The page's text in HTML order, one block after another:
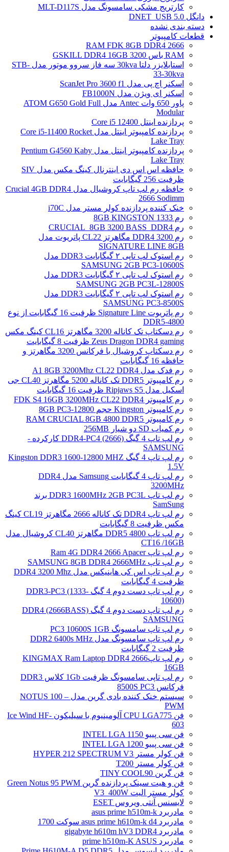
کارتریج مشکی سامسونگ مدل MLT-D117S
دانگل DNET_USB 5.0
دسته بندی نشده
قطعات کامپیوتر
RAM FDK 8GB DDR4 2666
RAM باس 3200 GSKILL DDR4 16GB
استابلایزر دلتا 30kva سه فاز سروو موتور مدل STB-
33-30kva
اسکنر اچ پی مدل ScanJet Pro 3600 f1
اسکنر ای ویژن مدل FB1000N
پاور 650 وات Antec مدل ATOM G650 Gold Full
Modular
پردازنده اینتل Core i5 12400
پردازنده کامپیوتر اینتل مدل Core i5-11400 Rocket
Lake Tray
پردازنده کامپیوتر اینتل مدل Pentium G4560 Kaby
Lake Tray
حافظه اس اس دی اینترنال کینگ مکس مدل SIV
ظرفیت 256 گیگابایت
حافظه رم لپ تاپ کروشیال مدل Crucial 4GB DDR4
2666 Sodimm
خنک کننده پردازنده کولر مستر مدل i70C
رم 1333 8GB KINGSTON
رم CRUCIAL_8GB 3200 BASS_DDR4
رم DDR4 3200 مگاهرتز CL22 پاتریوت مدل
SIGNATURE LINE 8GB
رم استوک لپ تاپی ۲ گیگابایت DDR3 مدل
SAMSUNG 2GB PC3-10600S
رم استوک لپ تاپی ۲ گیگابایت DDR3 مدل
SAMSUNG 2GB PC3L-12800S
رم استوک لپ تاپی ۲ گیگابایت DDR3 مدل
SAMSUNG PC3-8500S
رم پاتریوت Signature Line ظرفیت 16 گیگابایت از نوع
DDR5-4800
رم دسکتاپ تک کاناله 3200 مگاهرتز CL16 کینگ مکس
Zeus Dragon DDR4 gaming ظرفیت 8 گیگابایت
رم دسکتاپ کروشیال با فرکانس 3200 مگاهرتز و
حافظه 16 گیگابایت
رم فدک مدل A1 8GB 3200Mhz CL22 DDR4
رم کامپیوتر DDR5 تک کاناله 5200 مگاهرتز CL40 جی
اسکیل مدل Ripjaws S5 ظرفیت 16 گیگابایت
رم کامپیوتر FDK S4 16GB 3200MHz CL22 DDR4
رم کامپیوتر Kingston حجم 8GB PC3-12800
رم کامپیوتر RAM CRUCIAL 8GB 4800 DDR5
رم کمیاب SD دو شیار 256MB
رم لپ تاپ 4 گیگ DDR4-PC4 (2666) کارکرده -
SAMSUNG
رم لپ تاپ 4 گیگ Kingston DDR3 1600-12800 MHZ
1.5V
رم لپ تاپ 4 گیگابایت Samsung مدل DDR4
3200MHz
رم لپ تاپ DDR3 1600MHz 2GB PC3L برند
SamSung
رم لپ تاپ DDR4 تک کاناله 2666 مگاهرتز CL19 کینگ
مکس ظرفیت 8 گیگابایت
رم لپ تاپ DDR5 4800 مگاهرتز CL40 کروشیال مدل
CT16 /16GB
رم لپ تاپ Ram 4G DDR4 2666 Apacer
رم لپ تاپ SAMSUNG 8GB DDR4 2666MHz
رم لپ تاپ اس کی هاینیکس مدل DDR4 3200 Mhz
ظرفیت 4 گیگابایت
رم لپ تاپ دست دوم 4 گیگ DDR3-PC3 (1333-
10600)
رم لپ تاپ دست دوم 4 گیگ DDR4 (2666BASS)
SAMSUNG
رم لپ تاپ سامسونگ PC3 10600S 1GB
رم لپ تاپ سامسونگ مدل DDR2 6400s MHz
ظرفیت 2 گیگابایت
رم لپ تاپ2666 KINGMAX Ram Laptop DDR4
16GB
رم لپ تاپی سامسونگ ظرفیت 1Gb کلاس DDR3
فرکانس 8500S PC3
سیستم خنک کننده بادی گرین مدل NOTUS 100 –
PWM
فن CPU LGA775 آلومینیوم با سیلیکون Ice Wind HF-
603
فن سی پییو INTEL LGA 1150
فن سی پییو INTEL LGA 1200
فن کولر مستر HYPER 212 SPECTRUM V3
فن کولر مستر T200
فن گرین TINY COOL90
فن و هیت سینک پردازنده گرین Green Notus 95 PWM
کولر مستر الیت V3_400W
لایسنس آنتی ویروس ESET
مادربرد asus prime h510m-k
مادربرد asus prime h610m-k d4 سوکت 1700
مادربرد gigabyte h610m hV3 DDR4
مادربرد prime h510m-K ASUS